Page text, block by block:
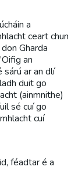
a
ceart chun
Gharda
an
sárú ar an dlí
duit go
(ainmnithe)
sé cuí go
cuí
féadtar é a